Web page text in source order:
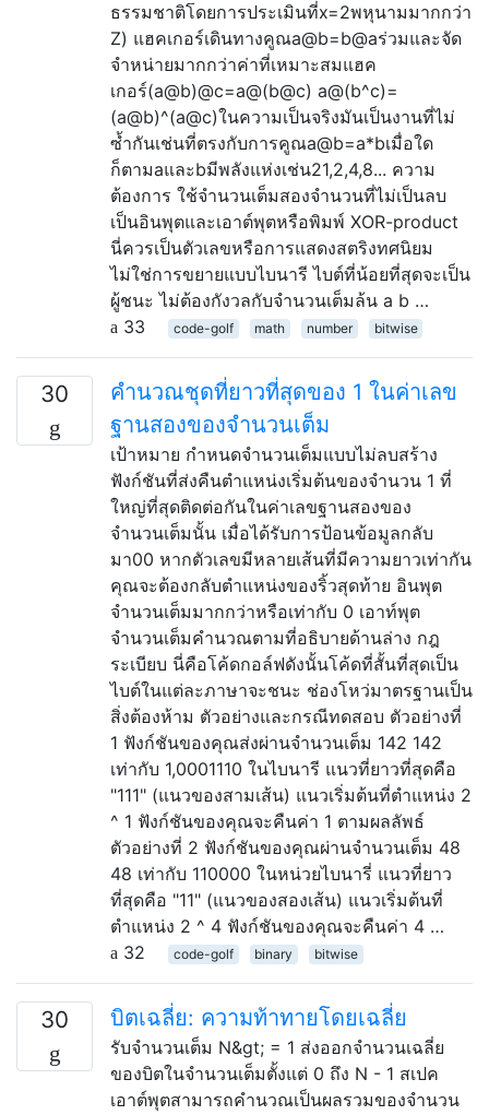
ธรรมชาติโดยการประเมินที่x=2พหุนามมากกว่า
Z) แฮคเกอร์เดินทางคูณa@b=b@aร่วมและจัด
จำหน่ายมากกว่าค่าที่เหมาะสมแฮค
เกอร์(a@b)@c=a@(b@c) a@(b^c)=
(a@b)^(a@c)ในความเป็นจริงมันเป็นงานที่ไม่
ซ้ำกันเช่นที่ตรงกับการคูณa@b=a*bเมื่อใด
ก็ตามaและbมีพลังแห่งเช่น21,2,4,8... ความ
ต้องการ ใช้จำนวนเต็มสองจำนวนที่ไม่เป็นลบ
เป็นอินพุตและเอาต์พุตหรือพิมพ์ XOR-product
นี่ควรเป็นตัวเลขหรือการแสดงสตริงทศนิยม
ไม่ใช่การขยายแบบไบนารี ไบต์ที่น้อยที่สุดจะเป็น
ผู้ชนะ ไม่ต้องกังวลกับจำนวนเต็มล้น a b …
33
code-golf math number bitwise
30
คำนวณชุดที่ยาวที่สุดของ 1 ในค่าเลข
ฐานสองของจำนวนเต็ม
เป้าหมาย กำหนดจำนวนเต็มแบบไม่ลบสร้าง
ฟังก์ชันที่ส่งคืนตำแหน่งเริ่มต้นของจำนวน 1 ที่
ใหญ่ที่สุดติดต่อกันในค่าเลขฐานสองของ
จำนวนเต็มนั้น เมื่อได้รับการป้อนข้อมูลกลับ
มา00 หากตัวเลขมีหลายเส้นที่มีความยาวเท่ากัน
คุณจะต้องกลับตำแหน่งของริ้วสุดท้าย อินพุต
จำนวนเต็มมากกว่าหรือเท่ากับ 0 เอาท์พุต
จำนวนเต็มคำนวณตามที่อธิบายด้านล่าง กฎ
ระเบียบ นี่คือโค้ดกอล์ฟดังนั้นโค้ดที่สั้นที่สุดเป็น
ไบต์ในแต่ละภาษาจะชนะ ช่องโหว่มาตรฐานเป็น
สิ่งต้องห้าม ตัวอย่างและกรณีทดสอบ ตัวอย่างที่
1 ฟังก์ชันของคุณส่งผ่านจำนวนเต็ม 142 142
เท่ากับ 1,0001110 ในไบนารี แนวที่ยาวที่สุดคือ
"111" (แนวของสามเส้น) แนวเริ่มต้นที่ตำแหน่ง 2
^ 1 ฟังก์ชันของคุณจะคืนค่า 1 ตามผลลัพธ์
ตัวอย่างที่ 2 ฟังก์ชันของคุณผ่านจำนวนเต็ม 48
48 เท่ากับ 110000 ในหน่วยไบนารี่ แนวที่ยาว
ที่สุดคือ "11" (แนวของสองเส้น) แนวเริ่มต้นที่
ตำแหน่ง 2 ^ 4 ฟังก์ชันของคุณจะคืนค่า 4 …
32
code-golf binary bitwise
30 บิตเฉลี่ย: ความท้าทายโดยเฉลี่ย
รับจำนวนเต็ม N&gt; = 1 ส่งออกจำนวนเฉลี่ย
ของบิตในจำนวนเต็มตั้งแต่ 0 ถึง N - 1 สเปค
เอาต์พุตสามารถคำนวณเป็นผลรวมของจำนวน